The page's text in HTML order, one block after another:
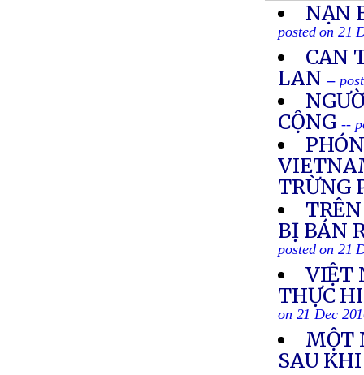
NẠN
posted on 21
CAN
LAN --
CỘNG --
TRỪNG
BỊ BÁN
posted on 21
VIỆT
THỰC
on 21 Dec
MỘT
SAU